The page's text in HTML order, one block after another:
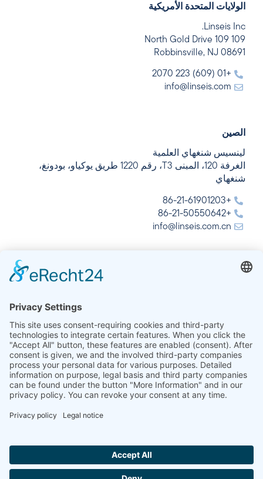
الولايات المتحدة الأمريكية
Linseis Inc.
109 109 North Gold Drive
Robbinsville, NJ 08691
+01 (609) 223 2070
info@linseis.com
الصين
لينسيس شنغهاي العلمية
الغرفة 120، المبنى T3، رقم 1220 طريق يوكياو، بودونغ،
شنغهاي
+86-21-61901203
+86-21-50550642
info@linseis.com.cn
الهند
+91-11-42883851
sales@linseis.in
Hallo ich bin LINAI! Wie kann ich dir